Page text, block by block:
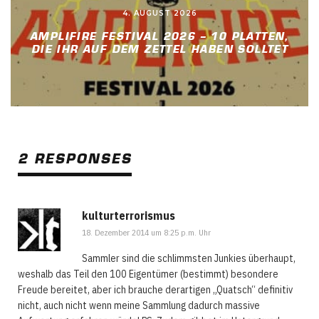
4. AUGUST 2026
AMPLIFIRE FESTIVAL 2026 – 10 PLATTEN,
DIE IHR AUF DEM ZETTEL HABEN SOLLTET
2 RESPONSES
kulturterrorismus
18. Dezember 2014 um 8:25 p.m. Uhr
Sammler sind die schlimmsten Junkies überhaupt,
weshalb das Teil den 100 Eigentümer (bestimmt) besondere
Freude bereitet, aber ich brauche derartigen „Quatsch“ definitiv
nicht, auch nicht wenn meine Sammlung dadurch massive